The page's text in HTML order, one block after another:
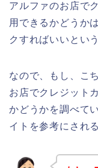
アルファのお店で
用できるかどうか
クすればいいとい
なので、もし、こ
お店でクレジット
かどうかを調べて
イトを参考にされ